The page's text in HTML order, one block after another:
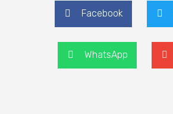
Facebook
WhatsApp